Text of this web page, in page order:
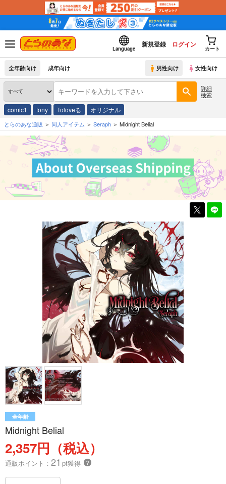
Language
新規登録 ログイン
カート
全年齢向け 成年向け 男性向け 女性向け
詳細
検索
comic1 tony Toloveる オリジナル
とらのあな通販 同人アイテム Seraph Midnight Belial
全年齢
Midnight Belial
2,357円（税込）
通販ポイント： 21 pt獲得 ？